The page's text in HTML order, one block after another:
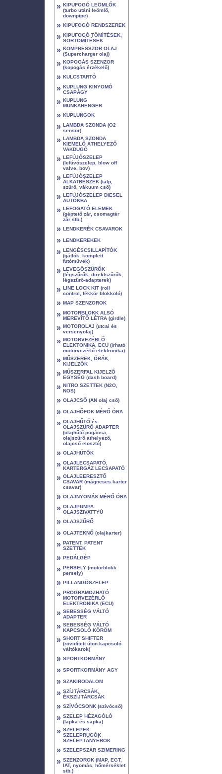
» KIPUFOGÓ LEÖMLŐK
(turbo utáni leömlő,
downpipe)
» KIPUFOGÓ RENDSZEREK
» KIPUFOGÓ TÖMÍTÉSEK,
SORTÖMÍTÉSEK
» KOMPRESSZOR OLAJ
(Supercharger olaj)
» KOPOGÁS SZENZOR
(kopogás érzékelő)
» KULCSTARTÓ
» KUPLUNG KINYOMÓ
CSAPÁGY
» KUPLUNG
MUNKAHENGER
» KUPLUNGOK
» LAMBDA SZONDA (O2
sensor)
» LAMBDA SZONDA
KIEMELŐ ÁTHELYEZŐ
VAKDUGÓ
» LEFÚJÓSZELEP
(lefúvószelep, blow off
valve, bov)
» LEFÚJÓSZELEP
ALKATRÉSZEK (talp,
szűrő, vákuum cső)
» LEFÚJÓSZELEP DIESEL
AUTÓKBA
» LEFOGATÓ ELEMEK
(géptető zár, csomagtér
zár stb.)
» LENDKERÉK CSAVAROK
» LENDKEREKEK
» LENGÉSCSILLAPÍTÓK
(gátlók, komplett
futóművek)
» LEVEGŐSZŰRŐK
(légszűrők, direktszűrők,
légszűrő-adapterek)
» LINE LOCK KIT (roll
control, fékkör blokkoló)
» MAP SZENZOROK
» MOTORBLOKK ALSÓ
MEREVÍTŐ LÉTRA (girdle)
» MOTOROLAJ (utcai és
versenyolaj)
» MOTORVEZÉRLŐ
ELEKTONIKA, ECU (írható
motorvezérlő elektronika)
» MŰSZEREK, ÓRÁK,
KIJELZŐK
» MŰSZERFAL KIJELZŐ
EGYSÉG (dash board)
» NITRO SZETTEK (N2O,
NOS)
» OLAJCSŐ (AN olaj cső)
» OLAJHŐFOK MÉRŐ ÓRA
» OLAJHŰTŐ és
OLAJSZŰRŐ ADAPTER
(olajhűtő pogácsa,
olajszűrő áthelyező,
olajcső elosztó)
» OLAJHŰTŐK
» OLAJLECSAPATÓ,
KARTERGÁZ LECSAPATÓ
» OLAJLEERESZTŐ
CSAVAR (mágneses karter
csavar)
» OLAJNYOMÁS MÉRŐ ÓRA
» OLAJPUMPA
OLAJSZIVATTYÚ
» OLAJSZŰRŐ
» OLAJTEKNŐ (olajkarter)
» PATENT, PATENT
SZETTEK
» PEDÁLGÉP
» PERSELY (motorblokk
persely)
» PILLANGÓSZELEP
» PROGRAMOZHATÓ
MOTORVEZÉRLŐ
ELEKTRONIKA (ECU)
» SEBESSÉG VÁLTÓ
ADAPTER
» SEBESSÉG VÁLTÓ
KAPCSOLÓ KÖRÖM
» SHORT SHIFTER
(rövidített úton kapcsoló
váltókarok)
» SPORTKORMÁNY
» SPORTKORMÁNY AGY
» SZAKIRODALOM
» SZÍJTÁRCSÁK,
ÉKSZÍJTÁRCSÁK
» SZÍVÓCSONK (szívócső)
» SZELEP HÉZAGÓLÓ
(lapka és sapka)
» SZELEPEK
SZELEPRUGÓK
SZELEPTÁNYÉROK
» SZELEPSZÁR SZIMERING
» SZENZOROK (MAP, EGT,
IAT, nyomás, hőmérséklet
stb.)